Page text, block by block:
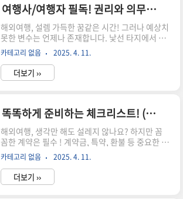
불, 여행계약, 표준약관, 소비자분쟁해결기준)1. 여
행 계약 변경: 혹시나 하는 마음에 대비하기여행 계
약은 돌에 새긴 글씨가 아닙니다! 상황에 따라 얼마
든지 변경할 수 있다는 사실, 알고 계셨나요? 하지
만 어떤 경우에, 어떻게 변경할 수 있는지 정확히 알
아두는 것이 중요합니다.1.1 여행요금 변경: 5% &
..
해외여행 계약, 여행사/여행자 필독! 권리와 의무 완벽 정리
해외여행, 설렘 가득한 꿈같은 시간! 그러나 예상치
못한 변수는 언제나 존재합니다. 낯선 타지에서 발
생할 수 있는 분쟁을 예방하고, 안전하고 즐거운 여
행을 보장하기 위해 꼭 필요한 해외여행 계약! 여행
사와 여행자 모두 꼭 알아야 할 권리와 의무 , 지금
바로 확인하세요!1. 꿈꿔왔던 해외여행, 계약이 뭐
사와 여행자 사이의 법적 약속 이자, 혹시 모를 분쟁
발생 시 강력한 방패 가 되어줍니다. "에이, 설마 무
슨 일이 있겠어?"라고 안일하게 생각했다간 즐거
워야 할 여행이 순식간에 악몽으로 변할 수도 있다
는 사실! 꼭 기억하세요! 계약서, 절대 가볍게 여겨
카테고리 없음 2025. 4. 11.
더보기 ››
해외여행 계약, 똑똑하게 준비하는 체크리스트! (계약금, 특약, 환불)
해외여행, 생각만 해도 설레지 않나요? 하지만 꼼
꼼한 계약은 필수 ! 계약금, 특약, 환불 등 중요한 사
항들을 놓치면 즐거운 여행이 악몽으로 변할 수도
있습니다. 이 글에서는 여행사 선정부터 계약서 작
성, 분쟁 해결까지 똑똑하게 해외여행 계약을 준비
하는 체크리스트를 제공합니다. 여행의 시작부터
카테고리 없음 2025. 4. 11.
더보기 ››